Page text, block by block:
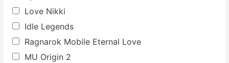
Love Nikki
Idle Legends
Ragnarok Mobile Eternal Love
MU Origin 2